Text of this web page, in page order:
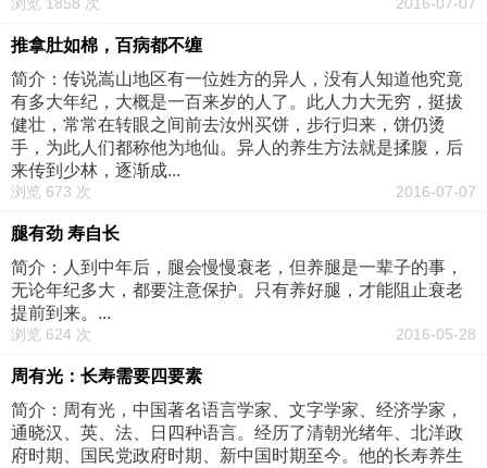
推拿肚如棉，百病都不缠
简介：传说嵩山地区有一位姓方的异人，没有人知道他究竟
有多大年纪，大概是一百来岁的人了。此人力大无穷，挺拔
健壮，常常在转眼之间前去汝州买饼，步行归来，饼仍烫
手，为此人们都称他为地仙。异人的养生方法就是揉腹，后
来传到少林，逐渐成...
浏览 673 次 2016-07-07
腿有劲 寿自长
简介：人到中年后，腿会慢慢衰老，但养腿是一辈子的事，
无论年纪多大，都要注意保护。只有养好腿，才能阻止衰老
提前到来。...
浏览 624 次 2016-05-28
周有光：长寿需要四要素
简介：周有光，中国著名语言学家、文字学家、经济学家，
通晓汉、英、法、日四种语言。经历了清朝光绪年、北洋政
府时期、国民党政府时期、新中国时期至今。他的长寿养生